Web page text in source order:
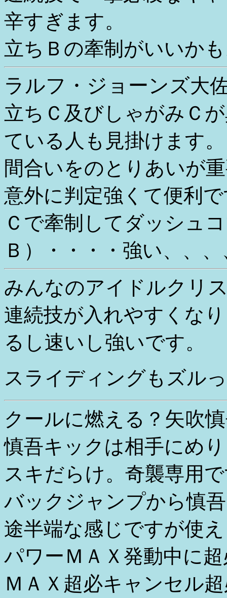
辛すぎます。
立ちＢの牽制がいいか
ラルフ・ジョーンズ大
立ちＣ及びしゃがみＣ
ている人も見掛けます。
間合いをのとりあいが
意外に判定強くて便利
Ｃで牽制してダッシュ
Ｂ）・・・・強い、、
みんなのアイドルクリ
連続技が入れやすくな
るし速いし強いです。
スライディングもズル
クールに燃える？ 矢吹
慎吾キックは相手にめ
スキだらけ。奇襲専用
バックジャンプから慎
途半端な感じですが使
パワーＭＡＸ発動中に
ＭＡＸ超必キャンセル